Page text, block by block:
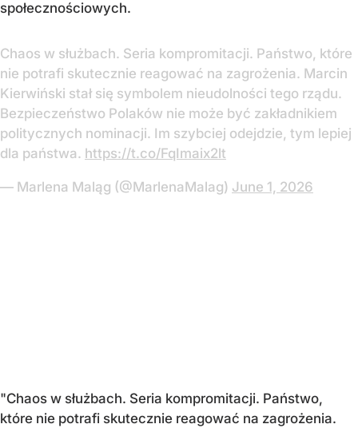
społecznościowych.
Chaos w służbach. Seria kompromitacji. Państwo, które
nie potrafi skutecznie reagować na zagrożenia. Marcin
Kierwiński stał się symbolem nieudolności tego rządu.
Bezpieczeństwo Polaków nie może być zakładnikiem
politycznych nominacji. Im szybciej odejdzie, tym lepiej
dla państwa. https://t.co/FqImaix2lt
— Marlena Maląg (@MarlenaMalag) June 1, 2026
"Chaos w służbach. Seria kompromitacji. Państwo,
które nie potrafi skutecznie reagować na zagrożenia.